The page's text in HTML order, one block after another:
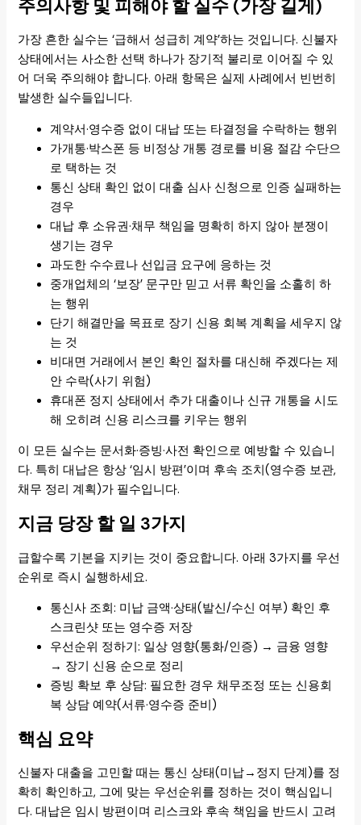
주의사항 및 피해야 할 실수 (가장 길게)
가장 흔한 실수는 ‘급해서 성급히 계약’하는 것입니다. 신불자
상태에서는 사소한 선택 하나가 장기적 불리로 이어질 수 있
어 더욱 주의해야 합니다. 아래 항목은 실제 사례에서 빈번히
발생한 실수들입니다.
계약서·영수증 없이 대납 또는 타결정을 수락하는 행위
가개통·박스폰 등 비정상 개통 경로를 비용 절감 수단으
로 택하는 것
통신 상태 확인 없이 대출 심사 신청으로 인증 실패하는
경우
대납 후 소유권·채무 책임을 명확히 하지 않아 분쟁이
생기는 경우
과도한 수수료나 선입금 요구에 응하는 것
중개업체의 ‘보장’ 문구만 믿고 서류 확인을 소홀히 하
는 행위
단기 해결만을 목표로 장기 신용 회복 계획을 세우지 않
는 것
비대면 거래에서 본인 확인 절차를 대신해 주겠다는 제
안 수락(사기 위험)
휴대폰 정지 상태에서 추가 대출이나 신규 개통을 시도
해 오히려 신용 리스크를 키우는 행위
이 모든 실수는 문서화·증빙·사전 확인으로 예방할 수 있습니
다. 특히 대납은 항상 ‘임시 방편’이며 후속 조치(영수증 보관,
채무 정리 계획)가 필수입니다.
지금 당장 할 일 3가지
급할수록 기본을 지키는 것이 중요합니다. 아래 3가지를 우선
순위로 즉시 실행하세요.
통신사 조회: 미납 금액·상태(발신/수신 여부) 확인 후
스크린샷 또는 영수증 저장
우선순위 정하기: 일상 영향(통화/인증) → 금융 영향
→ 장기 신용 순으로 정리
증빙 확보 후 상담: 필요한 경우 채무조정 또는 신용회
복 상담 예약(서류·영수증 준비)
핵심 요약
신불자 대출을 고민할 때는 통신 상태(미납→정지 단계)를 정
확히 확인하고, 그에 맞는 우선순위를 정하는 것이 핵심입니
다. 대납은 임시 방편이며 리스크와 후속 책임을 반드시 고려